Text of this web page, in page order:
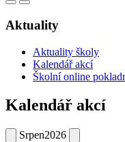
Aktuality
Aktuality školy
Kalendář akcí
Školní online
Kalendář akcí
Srpen2026